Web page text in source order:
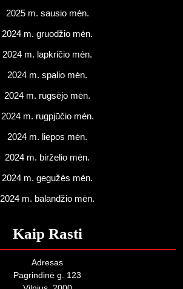
2025 m. sausio mėn.
2024 m. gruodžio mėn.
2024 m. lapkričio mėn.
2024 m. spalio mėn.
2024 m. rugsėjo mėn.
2024 m. rugpjūčio mėn.
2024 m. liepos mėn.
2024 m. birželio mėn.
2024 m. gegužės mėn.
2024 m. balandžio mėn.
Kaip Rasti
Adresas
Pagrindinė g. 123